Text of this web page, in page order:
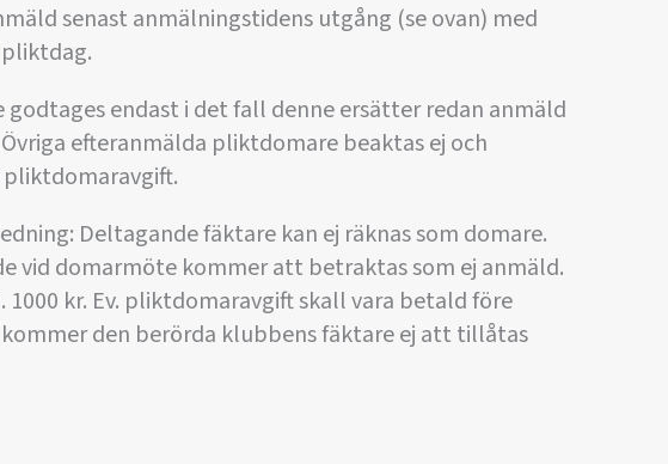
senast anmälningstidens utgång (se ovan) med
endast i det fall denne ersätter redan anmäld
efteranmälda pliktdomare beaktas ej och
Deltagande fäktare kan ej räknas som domare.
vid domarmöte kommer att betraktas som ej anmäld.
1000 kr. Ev. pliktdomaravgift skall vara betald före
den berörda klubbens fäktare ej att tillåtas